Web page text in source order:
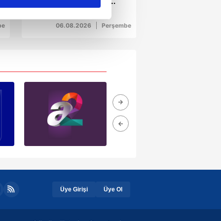
ve sizlere yönelik
detaylı bilgi için Ayarlar
ve sitemizde ilgili
bıçaklandı06.08.2026 Perşembe
Üye Girişi Üye Ol